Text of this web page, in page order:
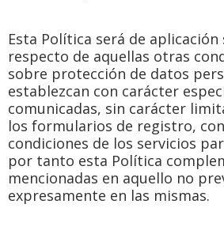
Esta Política será de
respecto de aquellas otras
sobre protección de datos
establezcan con carácter
comunicadas, sin carácter
los formularios de registro,
condiciones de los servicios
por tanto esta Política
mencionadas en aquello no
expresamente en las mismas.